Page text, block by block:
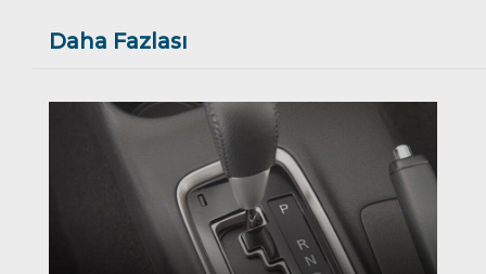
Daha Fazlası